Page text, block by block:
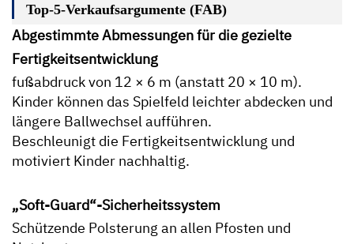
Top-5-Verkaufsargumente (FAB)
Abgestimmte Abmessungen für die gezielte
Fertigkeitsentwicklung
fußabdruck von 12 × 6 m (anstatt 20 × 10 m).
Kinder können das Spielfeld leichter abdecken und
längere Ballwechsel aufführen.
Beschleunigt die Fertigkeitsentwicklung und
motiviert Kinder nachhaltig.
„Soft-Guard“-Sicherheitssystem
Schützende Polsterung an allen Pfosten und